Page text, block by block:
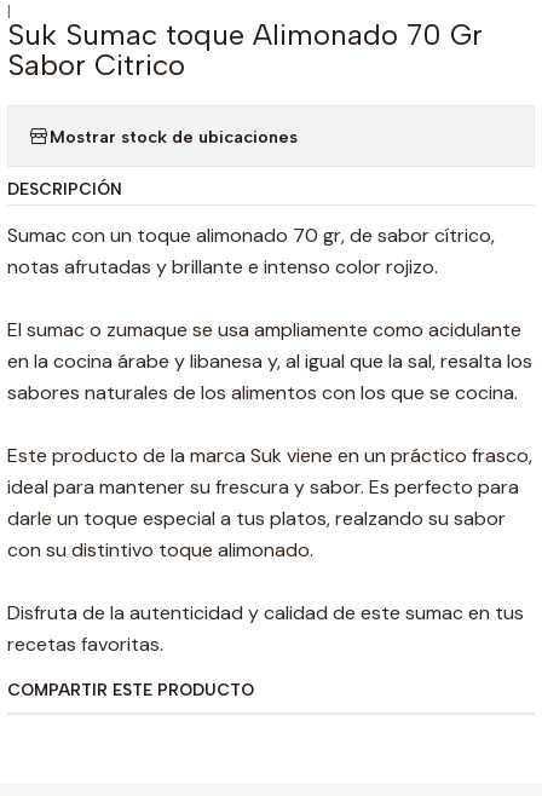
|
Suk Sumac toque Alimonado 70 Gr
Sabor Citrico
Mostrar stock de ubicaciones
DESCRIPCIÓN
Sumac con un toque alimonado 70 gr, de sabor cítrico,
notas afrutadas y brillante e intenso color rojizo.
El sumac o zumaque se usa ampliamente como acidulante
en la cocina árabe y libanesa y, al igual que la sal, resalta los
sabores naturales de los alimentos con los que se cocina.
Este producto de la marca Suk viene en un práctico frasco,
ideal para mantener su frescura y sabor. Es perfecto para
darle un toque especial a tus platos, realzando su sabor
con su distintivo toque alimonado.
Disfruta de la autenticidad y calidad de este sumac en tus
recetas favoritas.
COMPARTIR ESTE PRODUCTO